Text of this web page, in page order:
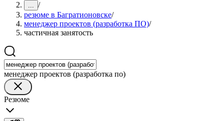
... /
резюме в Багратионовске/
менеджер проектов (разработка ПО)/
частичная занятость
менеджер проектов (разработка по)
Резюме